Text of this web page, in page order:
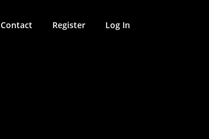
Contact Register Log In